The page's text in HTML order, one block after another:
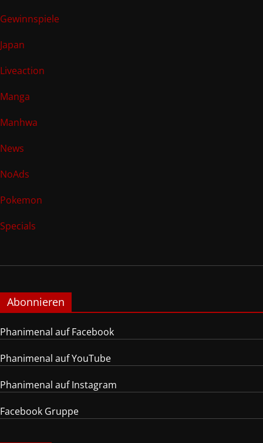
Gewinnspiele
Japan
Liveaction
Manga
Manhwa
News
NoAds
Pokemon
Specials
Abonnieren
Phanimenal auf Facebook
Phanimenal auf YouTube
Phanimenal auf Instagram
Facebook Gruppe